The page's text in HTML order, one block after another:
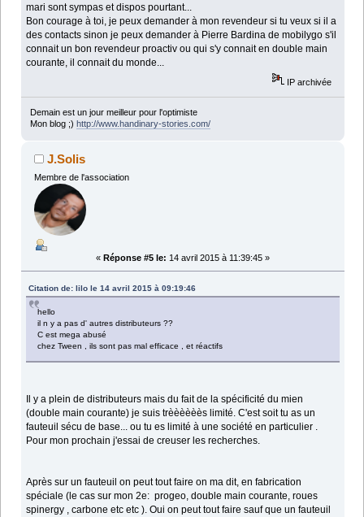
mari sont sympas et dispos pourtant...
Bon courage à toi, je peux demander à mon revendeur si tu veux si il a
des contacts sinon je peux demander à Pierre Bardina de mobilygo s'il
connait un bon revendeur proactiv ou qui s'y connait en double main
courante, il connait du monde...
IP archivée
Demain est un jour meilleur pour l'optimiste
Mon blog ;) http://www.handinary-stories.com/
J.Solis
Membre de l'association
« Réponse #5 le: 14 avril 2015 à 11:39:45 »
Citation de: lilo le 14 avril 2015 à 09:19:46
hello
il n y a pas d' autres distributeurs ??
C est mega abusé
chez Tween , ils sont pas mal efficace , et réactifs
Il y a plein de distributeurs mais du fait de la spécificité du mien
(double main courante) je suis trèèèèèès limité. C'est soit tu as un
fauteuil sécu de base... ou tu es limité à une société en particulier .
Pour mon prochain j'essai de creuser les recherches.
Après sur un fauteuil on peut tout faire on ma dit, en fabrication
spéciale (le cas sur mon 2e: progeo, double main courante, roues
spinergy , carbone etc etc ). Oui on peut tout faire sauf que un fauteuil